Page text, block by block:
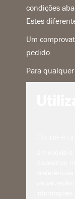
condições
Estes
Um
pedido.
Para